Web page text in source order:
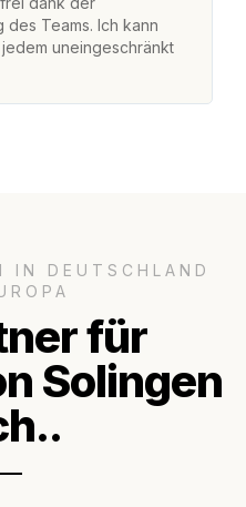
Teams. Ich kann
uneingeschränkt
IN DEUTSCHLAND
für
Solingen